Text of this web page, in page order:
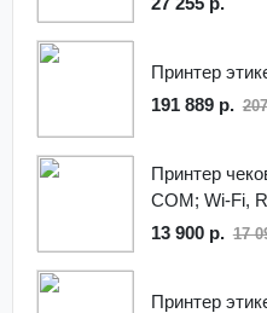
Принтер
191 889 р.
Принтер
COM; Wi-Fi,
13 900 р. 17
Принтер